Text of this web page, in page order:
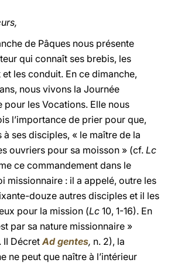
de Pâques nous présente
qui connaît ses brebis, les
les conduit. En ce dimanche,
nous vivons la Journée
pour les Vocations. Elle nous
l’importance de prier pour que,
ses disciples, « le maître de la
ouvriers pour sa moisson » (cf. Lc
ce commandement dans le
missionnaire : il a appelé, outre les
douze autres disciples et il les
pour la mission (Lc 10, 1-16). En
par sa nature missionnaire »
II DécretAd gentes, n. 2), la
ne peut que naître à l’intérieur